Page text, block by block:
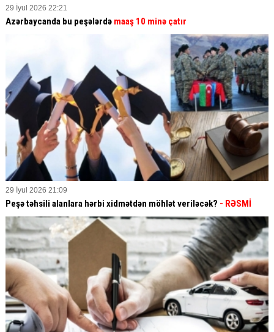
29 İyul 2026 22:21
Azərbaycanda bu peşələrdə maaş 10 minə çatır
29 İyul 2026 21:09
Peşə təhsili alanlara hərbi xidmətdən möhlət veriləcək? - RƏSMİ